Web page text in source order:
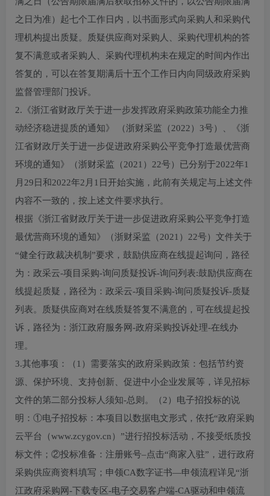
之日为准）起七个工作日内，以书面形式向采购人和采购代
理机构提出质疑。质疑供应商对采购人、采购代理机构的答
复不满意或者采购人、采购代理机构未在规定的时间内作出
答复的，可以在答复期满后十五个工作日内向同级政府采购
监督管理部门投诉。
2.《浙江省财政厅关于进一步发挥政府采购政策功能全力推
动经济稳进提质的通知》 （浙财采监（2022）3号）、《浙
江省财政厅关于进一步促进政府采购公平竞争打造最优营商
环境的通知》（浙财采监（2021）22号）已分别于2022年1
月29日和2022年2月1日开始实施，此前有关规定与上述文件
内容不一致的，按上述文件要求执行。
根据《浙江省财政厅关于进一步促进政府采购公平竞争打造
最优营商环境的通知》（浙财采监（2021）22号）文件关于
“健全行政裁决机制”要求，鼓励供应商在线提起询问，路径
为：政采云-项目采购-询问质疑投诉-询问列表:鼓励供应商在
线提起质疑，路径为：政采云-项目采购-询问质疑投诉-质疑
列表。质疑供应商对在线质疑答复不满意的，可在线提起投
诉，路径为：浙江政府服务网-政府采购投诉处理-在线办
理。
3.其他事项：（1）需要落实的政府采购政策：包括节约资
源、保护环境、支持创新、促进中小企业发展等，详见招标
文件的第二部分投标人须知-总则。（2）电子招投标的说
明：①电子招投标：本项目以数据电文形式，依托“政府采购
云平台（www.zcygov.cn）”进行招投标活动，不接受纸质投
标文件；②投标准备：注册账号–点击“商家入驻”，进行政府
采购供应商资料填写；申领CA数字证书—申领流程详见“浙
江政府采购网-下载专区-电子交易客户端-CA驱动和申领流